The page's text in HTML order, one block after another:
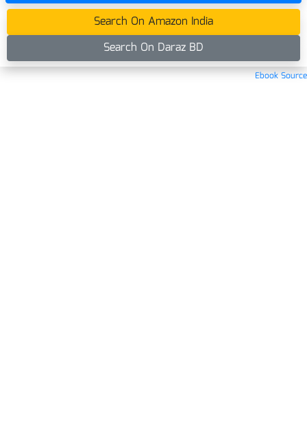
Search On Amazon India
Search On Daraz BD
Ebook Source